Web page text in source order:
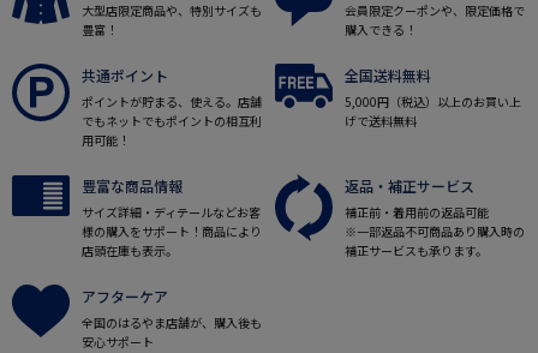
大型店限定商品や、特別サイズも
豊富！
会員限定クーポンや、限定価格で
購入できる！
共通ポイント
ポイントが貯まる、使える。店舗
でもネットでもポイントの相互利
用可能！
全国送料無料
5,000円（税込）以上のお買い上
げで送料無料
豊富な商品情報
サイズ詳細・ディテールなどお客
様の購入をサポート！商品により
店頭在庫も表示。
返品・補正サービス
補正前・着用前の返品可能
※一部返品不可商品あり購入時の
補正サービスも承ります。
アフターケア
全国のはるやま店舗が、購入後も
安心サポート